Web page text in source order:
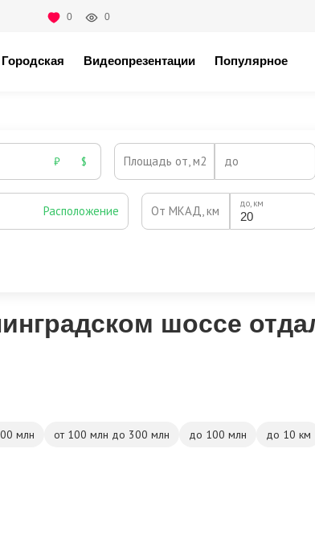
0 0
Городская Видеопрезентации Популярное
₽ $ Площадь от, м2 до
Расположение От МКАД, км до, км
шоссе
млн от 100 млн до 300 млн до 100 млн до 10 км